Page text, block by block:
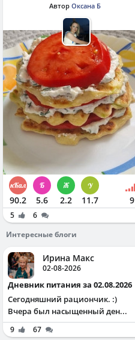
Автор Оксана Б
90.2 5.6 2.2 11.7 9
5
6
Интересные блоги
Ирина Макс
02-08-2026
Дневник питания за 02.08.2026
Сегодняшний рациончик. :)
Вчера был насыщенный ден...
9 67